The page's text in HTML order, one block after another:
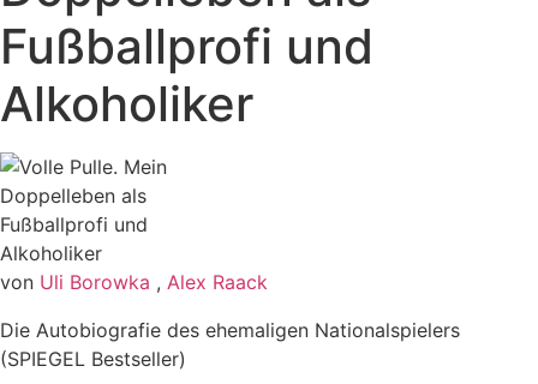
Fußballprofi und
Alkoholiker
von Uli Borowka , Alex Raack
Die Autobiografie des ehemaligen Nationalspielers
(SPIEGEL Bestseller)